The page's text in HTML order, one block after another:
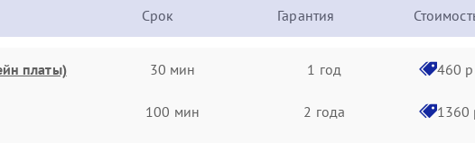
Срок Гарантия
платы) 30 мин 1 год 460 р
100 мин 2 года 1360